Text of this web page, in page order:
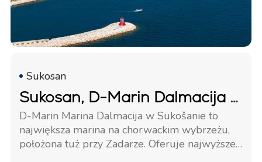
Sukosan
Sukosan, D-Marin Dalmacija Marina
D-Marin Marina Dalmacija w Sukošanie to
największa marina na chorwackim wybrzeżu,
położona tuż przy Zadarze. Oferuje najwyższej